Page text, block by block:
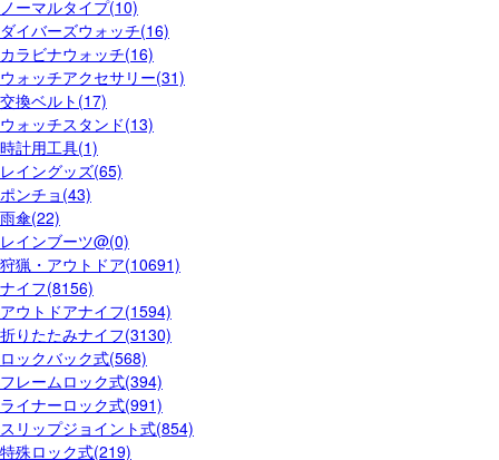
ノーマルタイプ(10)
ダイバーズウォッチ(16)
カラビナウォッチ(16)
ウォッチアクセサリー(31)
交換ベルト(17)
ウォッチスタンド(13)
時計用工具(1)
レイングッズ(65)
ポンチョ(43)
雨傘(22)
レインブーツ@(0)
狩猟・アウトドア(10691)
ナイフ(8156)
アウトドアナイフ(1594)
折りたたみナイフ(3130)
ロックバック式(568)
フレームロック式(394)
ライナーロック式(991)
スリップジョイント式(854)
特殊ロック式(219)